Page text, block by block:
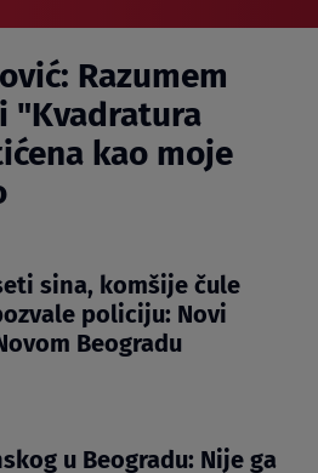
Razumem
"Kvadratura
kao moje
sina, komšije čule
policiju: Novi
Beogradu
u Beogradu: Nije ga